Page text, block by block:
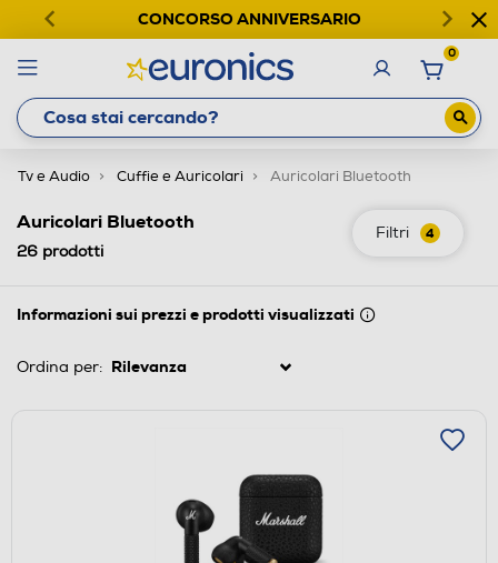
CONCORSO ANNIVERSARIO
0
Tv e Audio Cuffie e Auricolari Auricolari Bluetooth
Filtri 4
Auricolari Bluetooth
26 prodotti
Informazioni sui prezzi e prodotti visualizzati
Ordina per: